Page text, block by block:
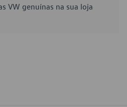
VW genuínas na sua loja